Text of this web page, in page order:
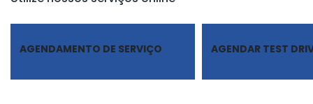
AGENDAMENTO DE SERVIÇO AGENDAR TEST